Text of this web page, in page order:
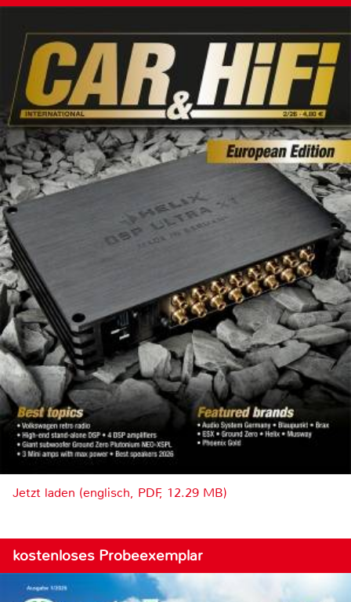
Jetzt laden (englisch, PDF, 12.29 MB)
kostenloses Probeexemplar